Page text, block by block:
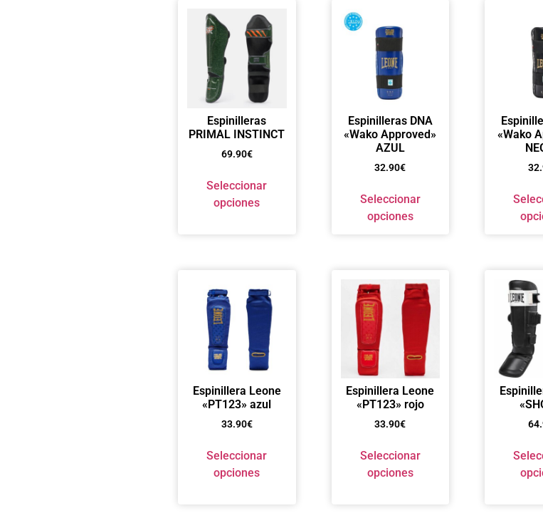
Espinilleras
PRIMAL INSTINCT
69.90€
Seleccionar
opciones
Espinilleras DNA
«Wako Approved»
AZUL
32.90€
Seleccionar
opciones
«Wako
Espinillera Leone
«PT123» azul
33.90€
Seleccionar
opciones
Espinillera Leone
«PT123» rojo
33.90€
Seleccionar
opciones